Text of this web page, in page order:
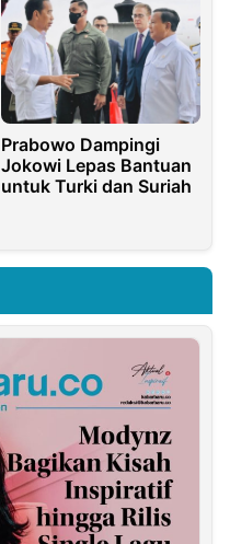
Prabowo Dampingi
Jokowi Lepas Bantuan
untuk Turki dan Suriah